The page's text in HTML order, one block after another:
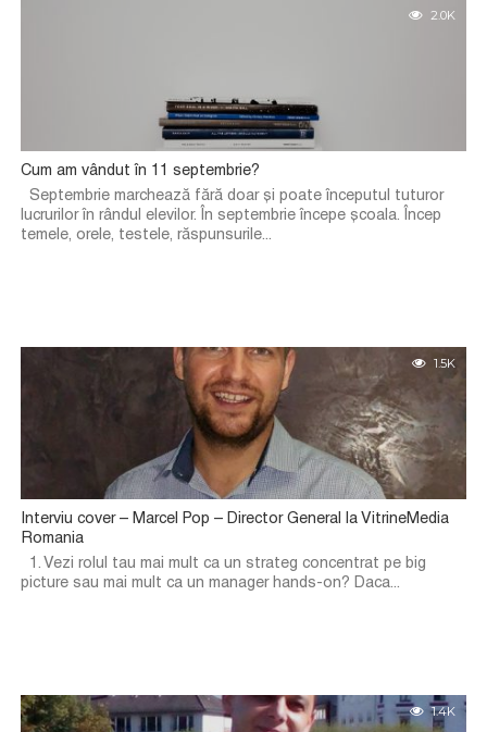
2.0K
Cum am vândut în 11 septembrie?
Septembrie marchează fără doar și poate începutul tuturor
lucrurilor în rândul elevilor. În septembrie începe școala. Încep
temele, orele, testele, răspunsurile...
1.5K
Interviu cover – Marcel Pop – Director General la VitrineMedia
Romania
1. Vezi rolul tau mai mult ca un strateg concentrat pe big
picture sau mai mult ca un manager hands-on? Daca...
1.4K